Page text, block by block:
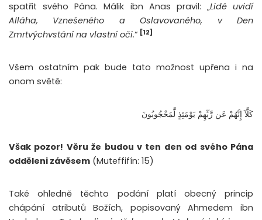
spatřit svého Pána. Málik ibn Anas pravil: „Lidé uvidí
Alláha, Vznešeného a Oslavovaného, v Den
Zmrtvýchvstání na vlastní oči.“ [12]
Všem ostatním pak bude tato možnost upřena i na
onom světě:
كَلَّآ إِنَّهُمْ عَن رَّبِّهِمْ يَوْمَئِذٍ لَّمَحْجُوبُونَ
Však pozor! Věru že budou v ten den od svého Pána
odděleni závěsem (Muteffifín: 15)
Také ohledně těchto podání platí obecný princip
chápání atributů Božích, popisovaný Ahmedem ibn